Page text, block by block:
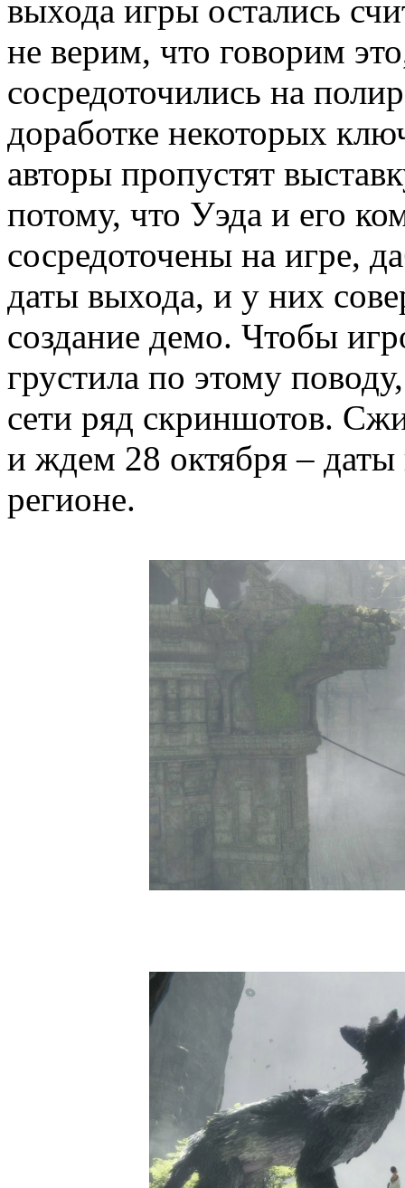
выхода игры остались
не верим, что говорим
сосредоточились на
доработке некоторых
авторы пропустят
потому, что Уэда и его
сосредоточены на игре,
даты выхода, и у них
создание демо. Чтобы
грустила по этому
сети ряд скриншотов.
и ждем 28 октября –
регионе.